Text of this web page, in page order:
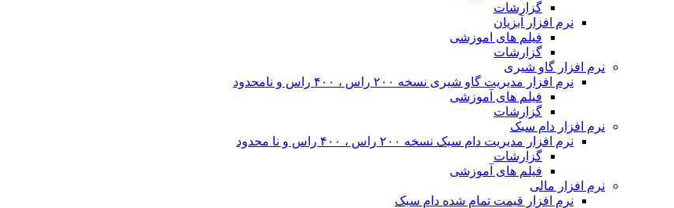
گزارشات
نرم افزار آبزیان
فیلم های اموزشی
گزارشات
نرم افزار گاو شیری
نرم افزار مدیریت گاو شیری نسخه ۲۰۰ راس ، ۴۰۰ راس و نامحدود
فیلم های آموزشی
گزارشات
نرم افزار دام سبک
نرم افزار مدیریت دام سبک نسخه ۲۰۰ راس ، ۴۰۰ راس و نا محدود
گزارشات
فیلم های آموزشی
نرم افزار مالی
نرم افزار قیمت تمام شده دام سبک